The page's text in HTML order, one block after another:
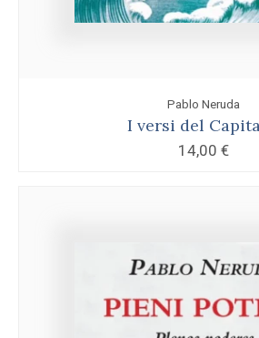
Pablo Neruda
I versi del
14,00 €